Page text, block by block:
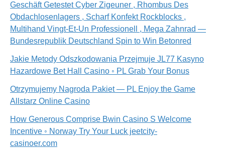
Geschäft Getestet Cyber ​​Zigeuner , Rhombus Des
Obdachlosenlagers , Scharf Konfekt Rockblocks ,
Multihand Vingt-Et-Un Professionell , Mega Zahnrad —
Bundesrepublik Deutschland Spin to Win Betonred
Jakie Metody Odszkodowania Przejmuje JL77 Kasyno
Hazardowe Bet Hall Casino ◦ PL Grab Your Bonus
Otrzymujemy Nagroda Pakiet — PL Enjoy the Game
Allstarz Online Casino
How Generous Comprise Bwin Casino S Welcome
Incentive ◦ Norway Try Your Luck jeetcity-
casinoer.com